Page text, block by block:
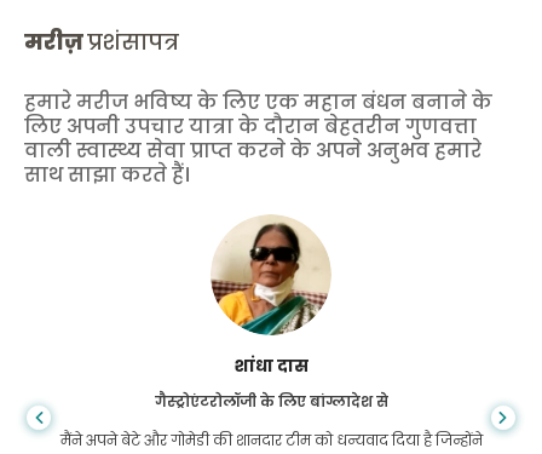
मरीज़प्रशंसापत्र
हमारे मरीज भविष्य के लिए एक महान बंधन बनाने के
लिए अपनी उपचार यात्रा के दौरान बेहतरीन गुणवत्ता
वाली स्वास्थ्य सेवा प्राप्त करने के अपने अनुभव हमारे
साथ साझा करते हैं।
शांधा दास
गैस्ट्रोएंटरोलॉजी के लिए बांग्लादेश से
मैंने अपने बेटे और गोमेडी की शानदार टीम को धन्यवाद दिया है जिन्होंने